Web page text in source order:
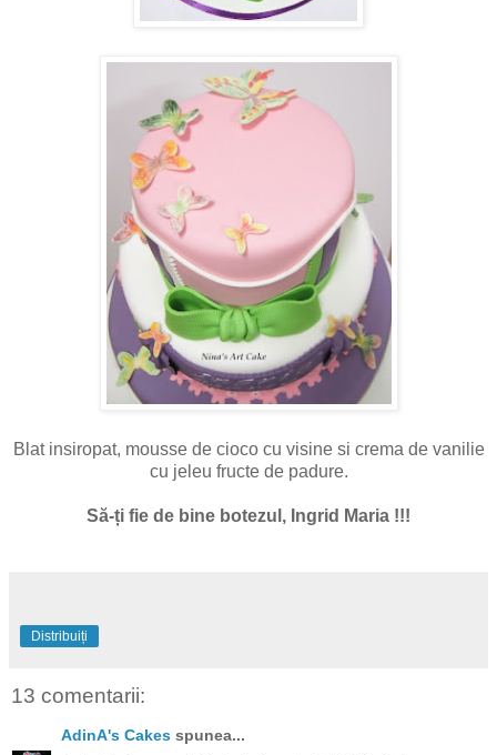
Blat insiropat, mousse de cioco cu visine si crema de vanilie
cu jeleu fructe de padure.
Să-ți fie de bine botezul, Ingrid Maria !!!
Distribuiți
13 comentarii:
AdinA's Cakes spunea...